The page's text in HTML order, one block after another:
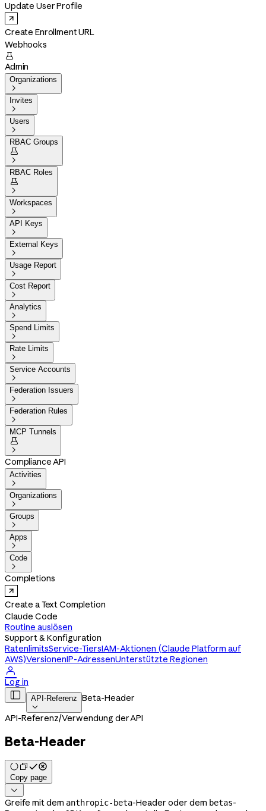
Update User Profile
Create Enrollment URL
Webhooks

Admin
Organizations

Invites

Users

RBAC Groups


RBAC Roles


Workspaces

API Keys

External Keys

Usage Report

Cost Report

Analytics

Spend Limits

Rate Limits

Service Accounts

Federation Issuers

Federation Rules

MCP Tunnels


Compliance API
Activities

Organizations

Groups

Apps

Code

Completions
Create a Text Completion
Claude Code
Routine auslösen
Support & Konfiguration
RatenlimitsService-TiersIAM-Aktionen (Claude Platform auf
AWS)VersionenIP-AdressenUnterstützte Regionen

Log in
 API-Referenz

Beta-Header
API-Referenz/Verwendung der API
Beta-Header
Copy page

Greife mit dem anthropic-beta-Header oder dem betas-